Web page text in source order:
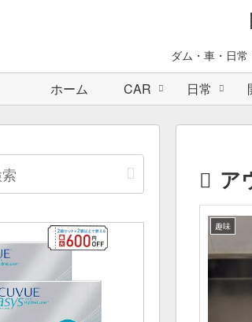
ダム・車・日常
ホーム CAR 日常
ア
趣味